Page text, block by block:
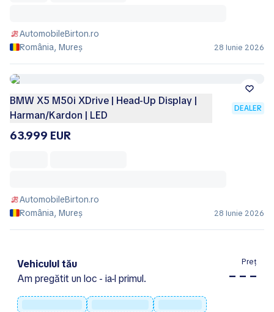
AutomobileBirton.ro
România, Mureș
28 Iunie 2026
BMW X5 M50i XDrive | Head-Up Display |
Harman/Kardon | LED
DEALER
63.999 EUR
AutomobileBirton.ro
România, Mureș
28 Iunie 2026
Vehiculul tău
Am pregătit un loc - ia-l primul.
Preț
– – –